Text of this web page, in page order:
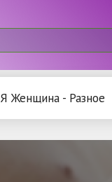
Я Женщина - Разное